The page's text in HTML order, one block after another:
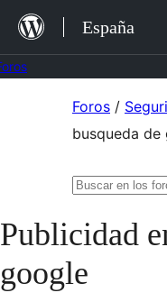
Saltar
contenido
España
Foros /
busqueda de
Buscar:
Publicidad
google